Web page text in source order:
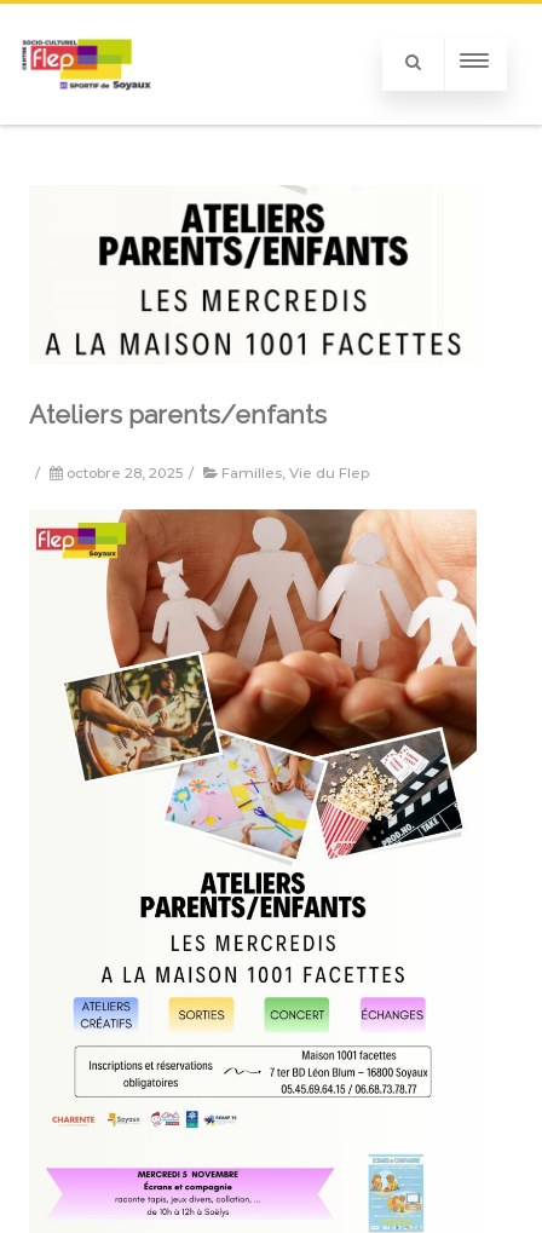
Ateliers parents/enfants
/ octobre 28, 2025 / Familles Vie du Flep